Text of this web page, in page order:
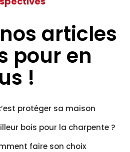
articles
pour en
!
protéger sa maison
bois pour la charpente ?
faire son choix